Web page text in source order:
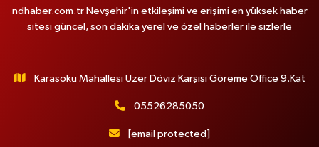
ndhaber.com.tr Nevşehir'in etkileşimi ve erişimi en yüksek haber
sitesi güncel, son dakika yerel ve özel haberler ile sizlerle
Karasoku Mahallesi Uzer Döviz Karşısı Göreme Office 9.Kat
05526285050
[email protected]